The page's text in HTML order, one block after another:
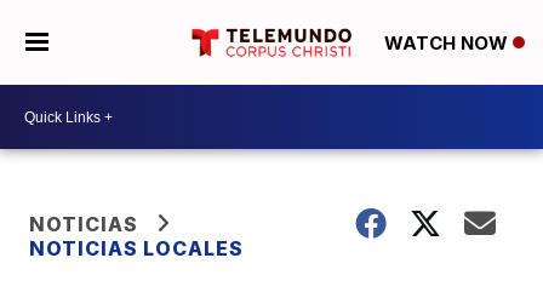
WATCH NOW
NOTICIAS
NOTICIAS LOCALES